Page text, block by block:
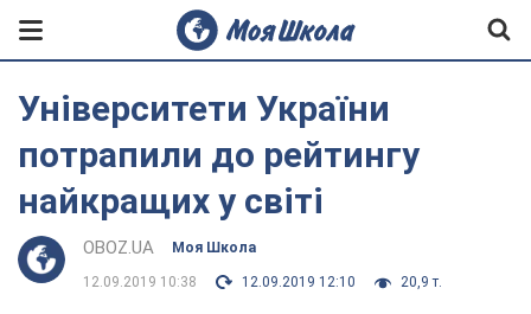
Університети України
потрапили до рейтингу
найкращих у світі
OBOZ.UA Моя Школа
12.09.2019 10:38 12.09.2019 12:10 20,9 т.